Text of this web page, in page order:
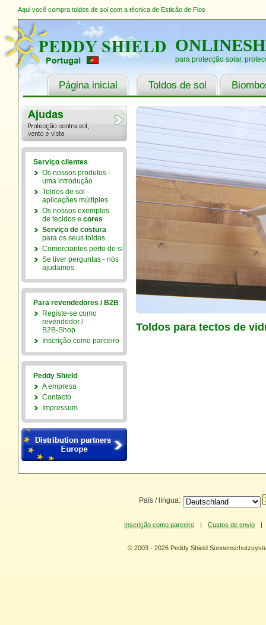
Aqui você compra toldos de sol com a técnica de Esticão de Fios
para protecção solar,
Página inicial Toldos de sol
Toldos para tectos de
Serviço clientes
Os nossos produtos -
uma introdução
Toldos de sol -
aplicações múltiples
Os nossos exemplos
de tecidos e cores
Serviço de costura
para os seus toldos
Comerciantes perto de si
Se tiver perguntas - nós
ajudamos
Para revendedores / B2B
Regíste-se como
revendedor /
B2B-Shop
Inscrição como parceiro
Peddy Shield
A empresa
Contacto
Impressum
País / língua:
Inscrição como parceiro | Custos de envio |
© 2003 - 2026 Peddy Shield